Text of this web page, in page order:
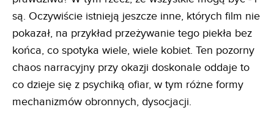
są. Oczywiście istnieją jeszcze inne, których film nie
pokazał, na przykład przeżywanie tego piekła bez
końca, co spotyka wiele, wiele kobiet. Ten pozorny
chaos narracyjny przy okazji doskonale oddaje to
co dzieje się z psychiką ofiar, w tym różne formy
mechanizmów obronnych, dysocjacji.